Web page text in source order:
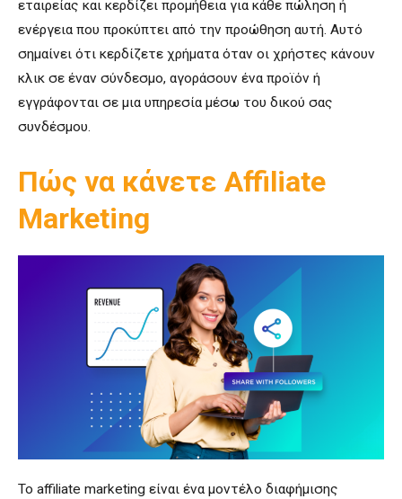
εταιρείας και κερδίζει προμήθεια για κάθε πώληση ή
ενέργεια που προκύπτει από την προώθηση αυτή. Αυτό
σημαίνει ότι κερδίζετε χρήματα όταν οι χρήστες κάνουν
κλικ σε έναν σύνδεσμο, αγοράσουν ένα προϊόν ή
εγγράφονται σε μια υπηρεσία μέσω του δικού σας
συνδέσμου.
Πώς να κάνετε Affiliate
Marketing
Το affiliate marketing είναι ένα μοντέλο διαφήμισης